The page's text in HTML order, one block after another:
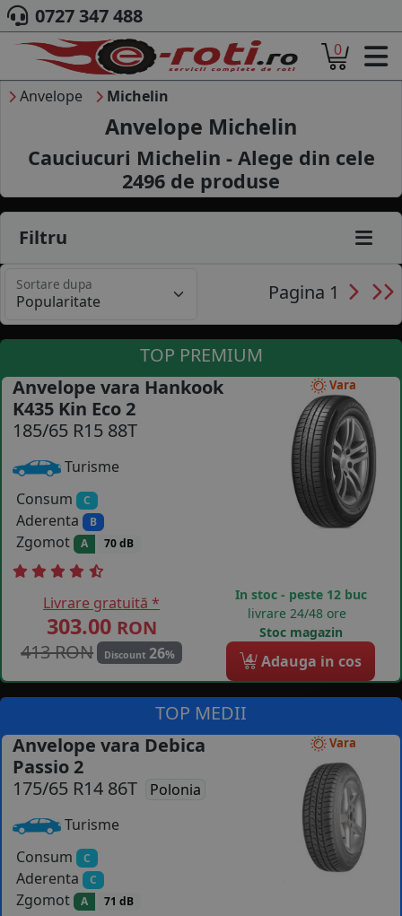
ACASA
DESPRE NOI
ANVELOPE
AUTO
CAMION
MOTO
AGROINDUSTRIALE
MARCA AUTO
B2B - COLABORARE COMPANII
CONTACT
COS (
0727 347 488
0
Anvelope Michelin
Anvelope Michelin
Cauciucuri Michelin - Alege din cele
2496 de produse
Filtru
Sortare dupa Pagina 1
TOP PREMIUM
Vara
Anvelope vara Hankook
K435 Kin Eco 2
185/65 R15 88T
Turisme
Consum
C
Aderenta B
Zgomot A 70 dB
Livrare gratuită *
303.00 RON
413 RON
Discount 26%
In stoc - peste 12 buc
livrare 24/48 ore
Stoc magazin
4 Adauga in cos
TOP MEDII
Vara
Anvelope vara Debica
Passio 2
175/65 R14 86T
Polonia
Turisme
Consum
C
Aderenta C
Zgomot A 71 dB